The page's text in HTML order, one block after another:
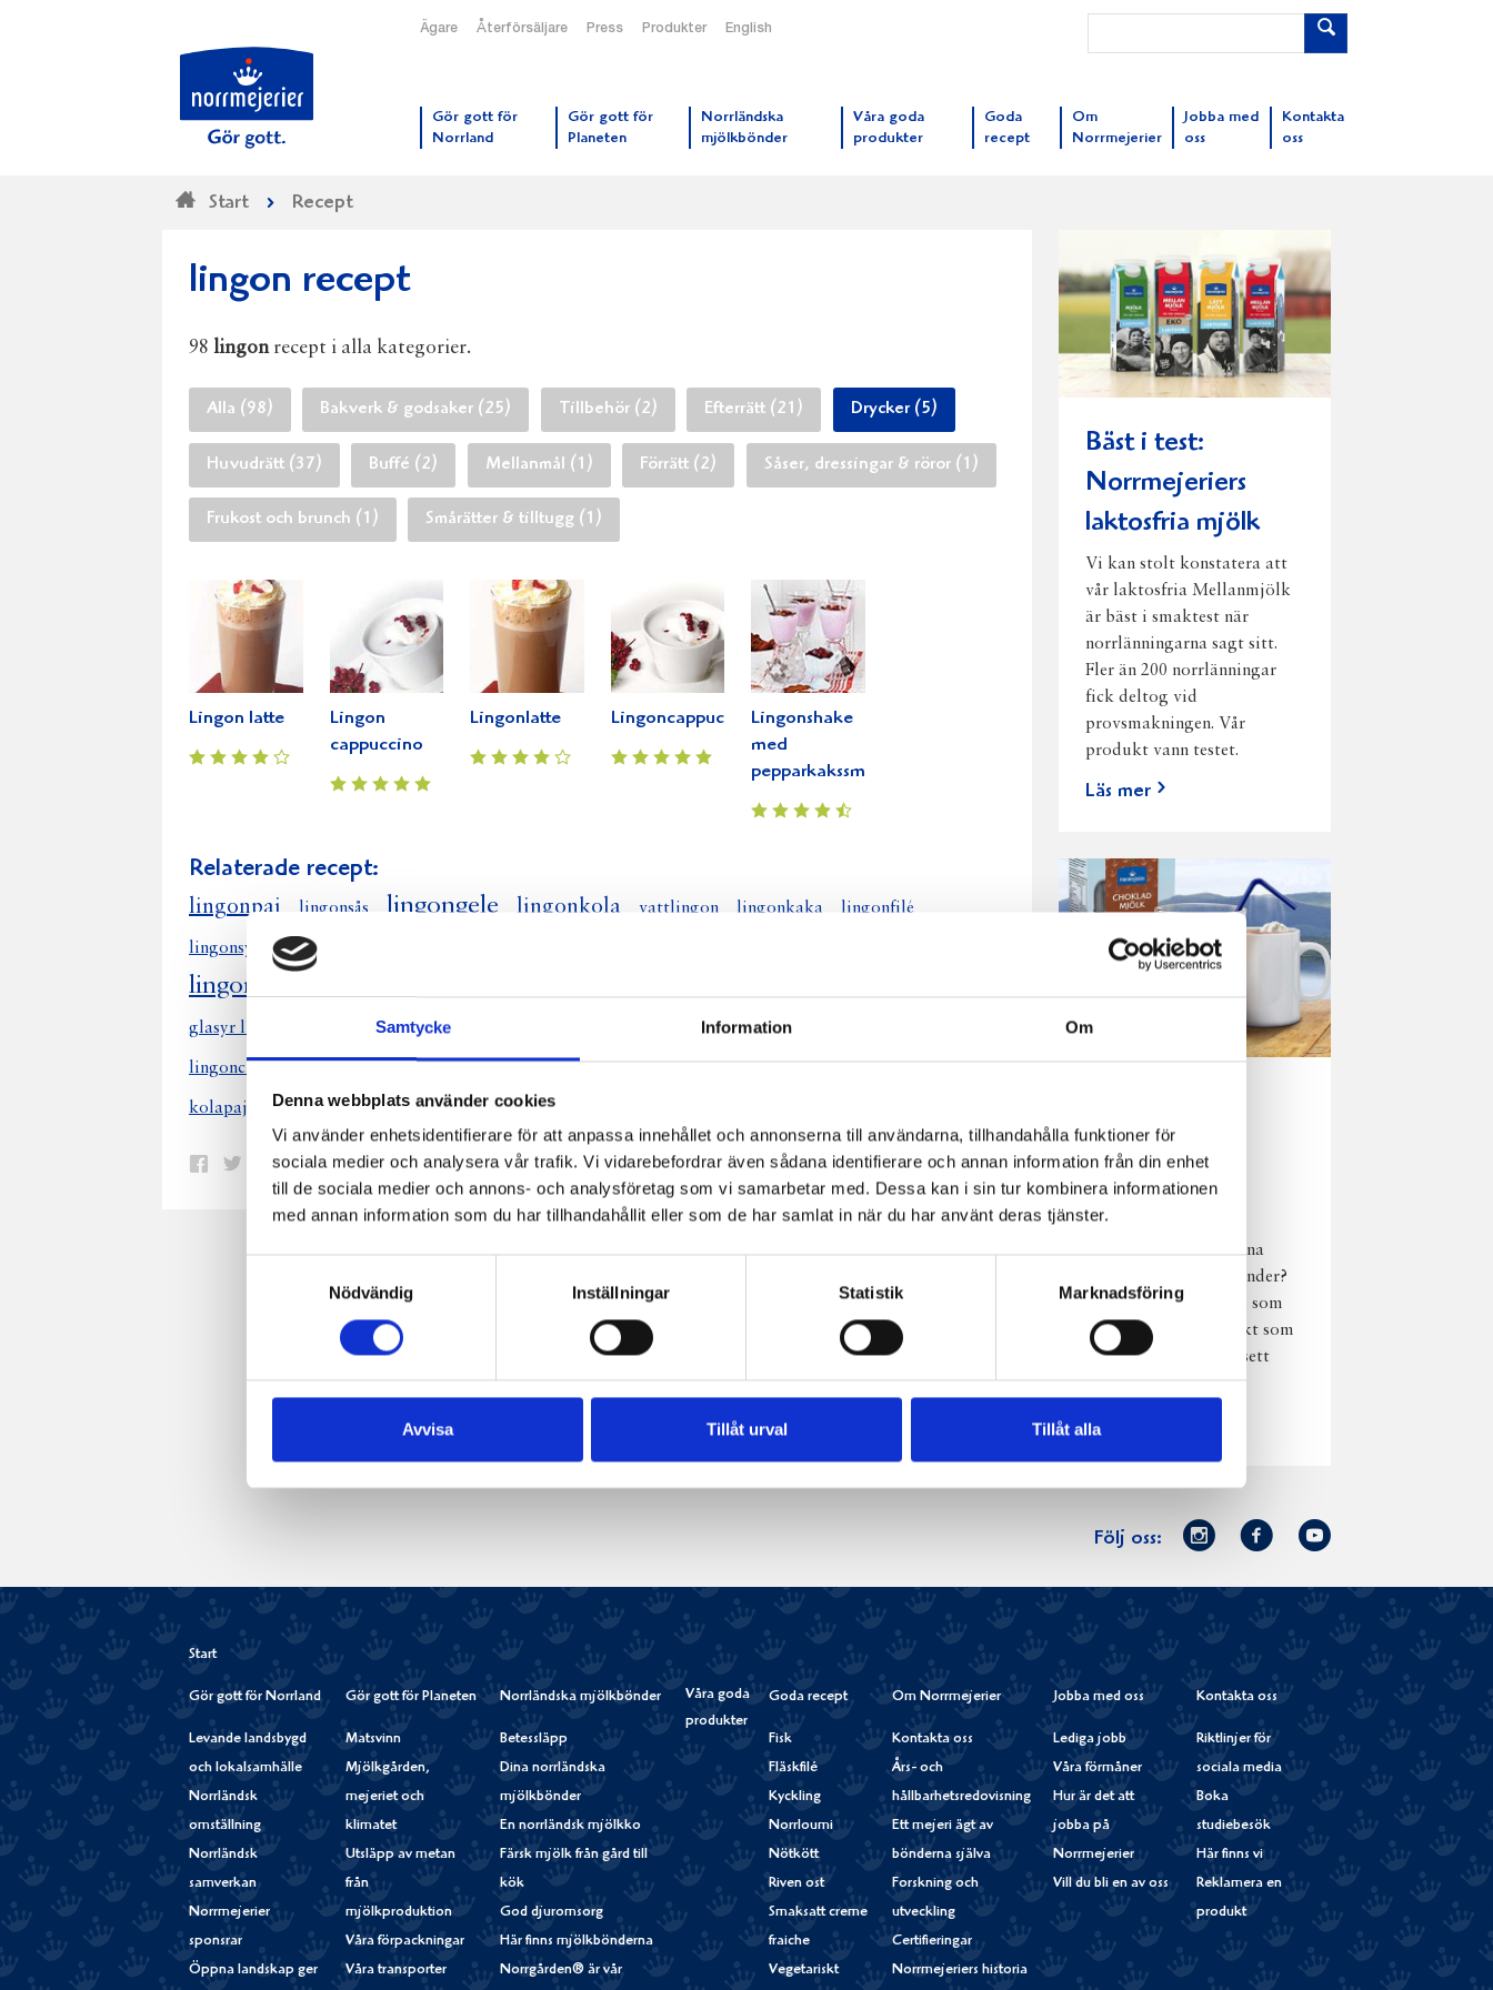
Samtycke Information Om
Denna webbplats använder cookies
Vi använder enhetsidentifierare för att anpassa innehållet och annonserna till användarna, tillhandahålla funktioner för
sociala medier och analysera vår trafik. Vi vidarebefordrar även sådana identifierare och annan information från din enhet
till de sociala medier och annons- och analysföretag som vi samarbetar med. Dessa kan i sin tur kombinera informationen
med annan information som du har tillhandahållit eller som de har samlat in när du har använt deras tjänster.
Nödvändig
Inställningar Statistik Marknadsföring
Avvisa Tillåt urval Tillåt alla
Ägare Återförsäljare Press Produkter English
Gör gott för
Norrland
Gör gott för
Planeten
Norrländska
mjölkbönder
Våra goda
produkter
Goda
recept
Om
Norrmejerier
Jobba med
oss
Kontakta
oss
Start Recept
lingon recept
98 lingonrecept i alla kategorier.
Alla (98) Bakverk & godsaker (25) Tillbehör (2) Efterrätt (21) Drycker (5)
Huvudrätt (37) Buffé (2) Mellanmål (1) Förrätt (2) Såser, dressingar & röror (1)
Frukost och brunch (1) Smårätter & tilltugg (1)
Lingon latte
Lingon
cappuccino
Lingonlatte LingoncappuccinoLingonshake
med
pepparkakssmak
Relaterade recept:
lingonpaj lingonsås lingongele lingonkola vattlingon lingonkaka lingonfilé
lingonsylt lingonbröd
lingonfudge
glasyr lingon lingonfromage lingon maräng lingonmuffins lingonkolapaj
lingonchutney choklad lingon älgkött lingon
kolapaj lingon lingon kolasås rårörda lingon
Dela
Facebook
Dela
Twitter
Dela
på
Pinterest
Dela
via
e-
post
Skriv
ut
Bäst i test:
Norrmejeriers
laktosfria mjölk
Vi kan stolt konstatera att
vår laktosfria Mellanmjölk
är bäst i smaktest när
norrlänningarna sagt sitt.
Fler än 200 norrlänningar
fick deltog vid
provsmakningen. Vår
produkt vann testet.
Läs mer
njutning i alla
väder
Har du provat
chokladmjölk från dina
norrländska mjölkbönder?
Den är lika god varm som
kall och passar perfekt som
vardagsnjutning oavsett
väder, året om.
Läs mer
Följ oss:
Norrmejerier
Instagram
Facebook
Youtube
Start
Gör gott för Norrland
Levande landsbygd
och lokalsamhälle
Norrländsk
omställning
Norrländsk
samverkan
Norrmejerier
sponsrar
Öppna landskap ger
Gör gott för Planeten
Matsvinn
Mjölkgården,
mejeriet och
klimatet
Utsläpp av metan
från
mjölkproduktion
Våra förpackningar
Våra transporter
Norrländska mjölkbönder
Betessläpp
Dina norrländska
mjölkbönder
En norrländsk mjölkko
Färsk mjölk från gård till
kök
God djuromsorg
Här finns mjölkbönderna
Norrgården® är vår
Våra goda
produkter
Goda recept
Fisk
Fläskfilé
Kyckling
Norrloumi
Nötkött
Riven ost
Smaksatt creme
fraiche
Vegetariskt
Om Norrmejerier
Kontakta oss
Års- och
hållbarhetsredovisning
Ett mejeri ägt av
bönderna själva
Forskning och
utveckling
Certifieringar
Norrmejeriers historia
Jobba med oss
Lediga jobb
Våra förmåner
Hur är det att
jobba på
Norrmejerier
Vill du bli en av oss
Kontakta oss
Riktlinjer för
sociala media
Boka
studiebesök
Här finns vi
Reklamera en
produkt